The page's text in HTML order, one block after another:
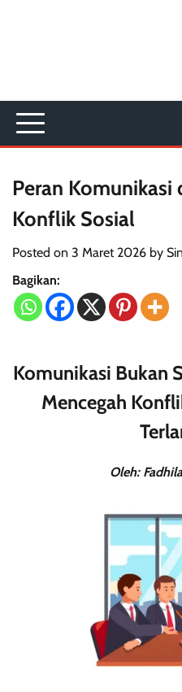
Peran Komunikasi
Konflik Sosial
Posted on 3 Maret 2026 by
Bagikan:
Komunikasi Bukan
Mencegah
Oleh: